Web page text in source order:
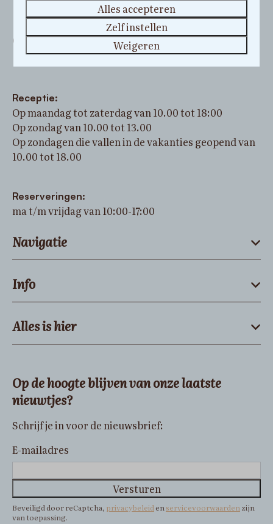
Openingstijden
Receptie:
Op maandag tot zaterdag van 10.00 tot 18:00
Op zondag van 10.00 tot 13.00
Op zondagen die vallen in de vakanties geopend van
10.00 tot 18.00
Reserveringen:
ma t/m vrijdag van 10:00-17:00
Navigatie
Info
Alles is hier
Op de hoogte blijven van onze laatste
nieuwtjes?
Schrijf je in voor de nieuwsbrief:
E-mailadres
Versturen
Beveiligd door reCaptcha, privacybeleidenservicevoorwaardenzijn
van toepassing.
Alles accepteren
Zelf instellen
Weigeren